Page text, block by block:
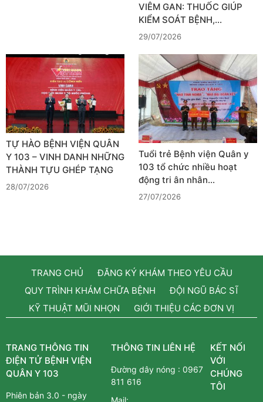
VIÊM GAN: THUỐC GIÚP
KIỂM SOÁT BỆNH,…
29/07/2026
TỰ HÀO BỆNH VIỆN QUÂN
Y 103 – VINH DANH NHỮNG
THÀNH TỰU GHÉP TẠNG
28/07/2026
Tuổi trẻ Bệnh viện Quân y
103 tổ chức nhiều hoạt
động tri ân nhân…
27/07/2026
TRANG CHỦ
ĐĂNG KÝ KHÁM THEO YÊU CẦU
QUY TRÌNH KHÁM CHỮA BỆNH
ĐỘI NGŨ BÁC SĨ
KỸ THUẬT MŨI NHỌN
GIỚI THIỆU CÁC ĐƠN VỊ
TRANG THÔNG TIN
ĐIỆN TỬ BỆNH VIỆN
QUÂN Y 103
Phiên bản 3.0 - ngày
THÔNG TIN LIÊN HỆ
Đường dây nóng :0967
811 616
Mail:
KẾT NỐI
VỚI
CHÚNG
TÔI